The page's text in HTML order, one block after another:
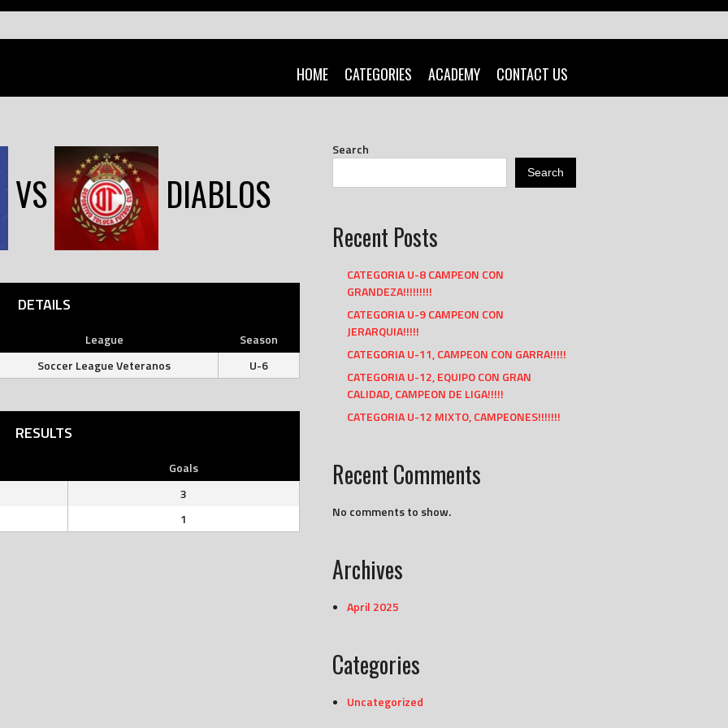
HOME CATEGORIES ACADEMY CONTACT US
VS DIABLOS
DETAILS
League
Season
Soccer League Veteranos U-6
RESULTS
Goals
3
1
Search
Search
Recent Posts
CATEGORIA U-8 CAMPEON CON
GRANDEZA!!!!!!!!!
CATEGORIA U-9 CAMPEON CON
JERARQUIA!!!!!
CATEGORIA U-11, CAMPEON CON GARRA!!!!!
CATEGORIA U-12, EQUIPO CON GRAN
CALIDAD, CAMPEON DE LIGA!!!!!
CATEGORIA U-12 MIXTO, CAMPEONES!!!!!!!
Recent Comments
No comments to show.
Archives
April 2025
Categories
Uncategorized